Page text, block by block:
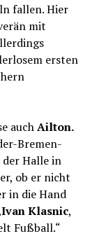
fallen. Hier
mit
ersten
auchAilton.
Bremen-
Halle in
ob er nicht
in die Hand
Ivan Klasnic,
Fußball.“